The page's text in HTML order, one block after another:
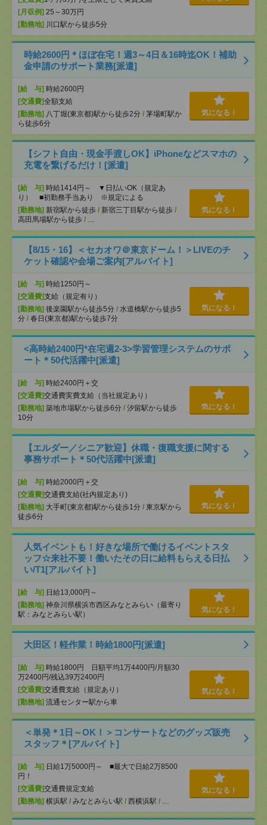
[月収例] 25～30万円
[勤務地] 川口駅から徒歩5分
時給2600円＊ほぼ在宅！週3～4日＆16時迄OK！補助
金申請のサポート業務[派遣]
[給 与] 時給2600円
[交通費]全額支給
[勤務地] 八丁堀(東京都)駅から徒歩2分 / 茅場町駅か
ら徒歩6分
気になる！
【シフト自由・現金手渡しOK】iPhoneなどスマホの
充電を繋げるだけ！[派遣]
[給 与] 時給1414円～ ▼日払いOK（規定あ
り） ■初勤務手当あり ※規定による
[勤務地] 新宿駅から徒歩 / 新宿三丁目駅から徒歩 /
高田馬場駅から徒歩 / …
気になる！
【8/15・16】＜セカオワ＠東京ドーム！＞LIVEのチ
ケット確認や会場ご案内[アルバイト]
[給 与] 時給1250円～
[交通費]支給（規定有り）
[勤務地] 後楽園駅から徒歩5分 / 水道橋駅から徒歩5
分 / 春日(東京都)駅から徒歩7分
気になる！
<高時給2400円*在宅週2-3>学習管理システムのサポ
ート＊50代活躍中[派遣]
[給 与] 時給2400円＋交
[交通費]交通費実費支給（当社規定あり）
[勤務地] 築地市場駅から徒歩6分 / 汐留駅から徒歩
10分
気になる！
【エルダー／シニア歓迎】休職・復職支援に関する
事務サポート＊50代活躍中[派遣]
[給 与] 時給2000円＋交
[交通費]交通費支給(社内規定あり)
[勤務地] 大手町(東京都)駅から徒歩1分 / 東京駅から
徒歩6分
気になる！
人気イベントも！好きな場所で働けるイベントスタ
ッフ☆来社不要！働いたその日に給料もらえる日払
い/T1[アルバイト]
[給 与] 日給13,000円～
[勤務地] 神奈川県横浜市西区みなとみらい（最寄り
駅：みなとみらい駅）
気になる！
大田区！軽作業！時給1800円[派遣]
[給 与] 時給1800円 日額平均1万4400円/月額30
万2400円/残込39万2400円
[交通費]交通費支給（規定あり）
[勤務地] 流通センター駅から車
気になる！
＜単発＊1日～OK！＞コンサートなどのグッズ販売
スタッフ＊[アルバイト]
[給 与] 日給1万5000円～ ■最大で日給2万8500
円！
[交通費]交通費規定支給
[勤務地] 横浜駅 / みなとみらい駅 / 西横浜駅 / …
気になる！